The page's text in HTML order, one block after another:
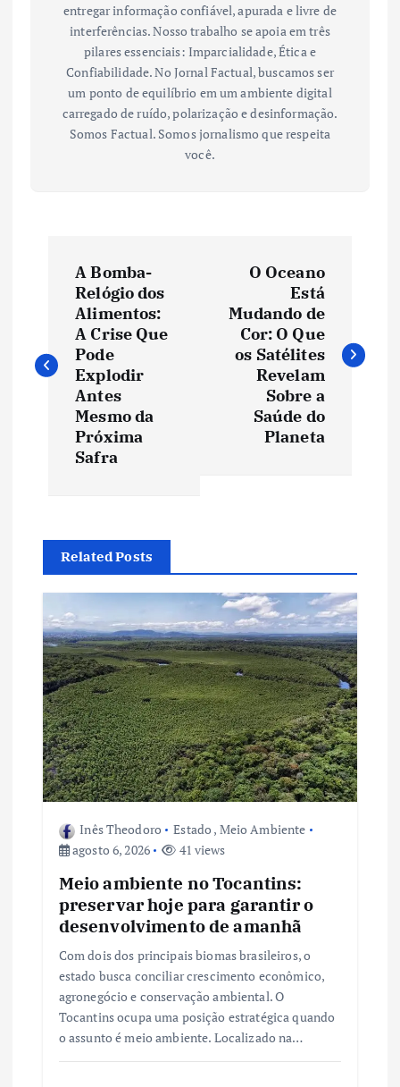
entregar informação confiável, apurada e livre de
interferências. Nosso trabalho se apoia em três
pilares essenciais: Imparcialidade, Ética e
Confiabilidade. No Jornal Factual, buscamos ser
um ponto de equilíbrio em um ambiente digital
carregado de ruído, polarização e desinformação.
Somos Factual. Somos jornalismo que respeita
você.
v
e
ã
o
d
e
P
o
A Bomba-
Relógio dos
Alimentos:
A Crise Que
Pode
Explodir
Antes
Mesmo da
Próxima
Safra
O Oceano
Está
Mudando de
Cor: O Que
os Satélites
Revelam
Sobre a
Saúde do
Planeta
Related Posts
Inês Theodoro Estado , Meio Ambiente
agosto 6, 2026
41 views
Meio ambiente no Tocantins:
preservar hoje para garantir o
desenvolvimento de amanhã
Com dois dos principais biomas brasileiros, o
estado busca conciliar crescimento econômico,
agronegócio e conservação ambiental. O
Tocantins ocupa uma posição estratégica quando
o assunto é meio ambiente. Localizado na…